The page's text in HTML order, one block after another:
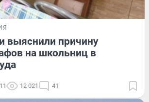
выяснили причину
на школьниц в
12 021 41